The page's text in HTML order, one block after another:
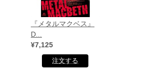
『メタルマクベス』
D...
¥7,125